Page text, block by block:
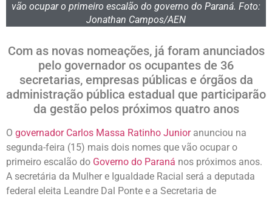
vão ocupar o primeiro escalão do governo do Paraná. Foto:
Jonathan Campos/AEN
Com as novas nomeações, já foram anunciados
pelo governador os ocupantes de 36
secretarias, empresas públicas e órgãos da
administração pública estadual que participarão
da gestão pelos próximos quatro anos
O governador Carlos Massa Ratinho Junioranunciou na
segunda-feira (15) mais dois nomes que vão ocupar o
primeiro escalão do Governo do Paraná nos próximos anos.
A secretária da Mulher e Igualdade Racial será a deputada
federal eleita Leandre Dal Ponte e a Secretaria de